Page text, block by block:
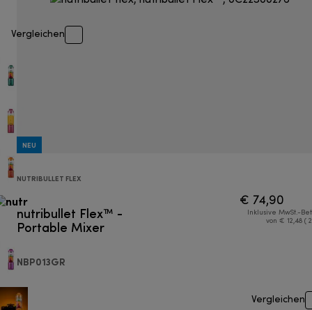
Vergleichen
NEU
NUTRIBULLET FLEX
nutribullet Flex™ -
Portable Mixer
NBP013GR
€ 74,90
Inklusive MwSt.-
von € 12,48 (
Vergleichen